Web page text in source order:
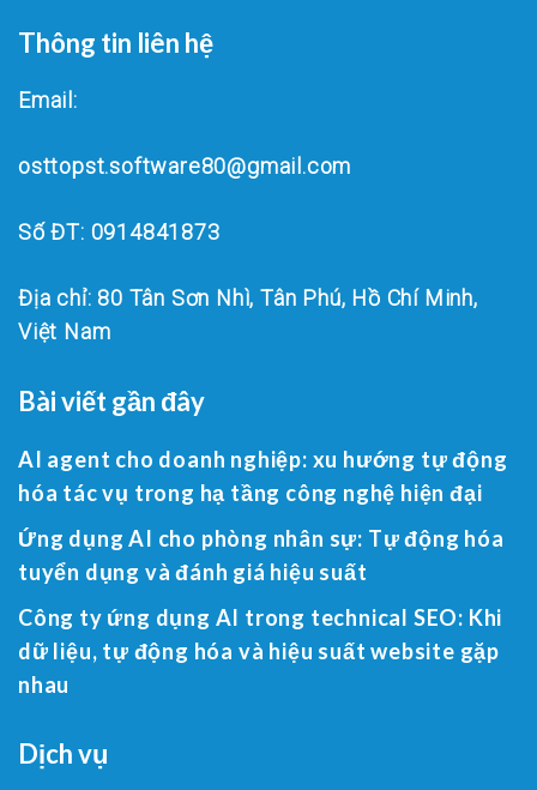
Thông tin liên hệ
Email:
osttopst.software80@gmail.com
Số ĐT: 0914841873
Địa chỉ: 80 Tân Sơn Nhì, Tân Phú, Hồ Chí Minh,
Việt Nam
Bài viết gần đây
AI agent cho doanh nghiệp: xu hướng tự động
hóa tác vụ trong hạ tầng công nghệ hiện đại
Ứng dụng AI cho phòng nhân sự: Tự động hóa
tuyển dụng và đánh giá hiệu suất
Công ty ứng dụng AI trong technical SEO: Khi
dữ liệu, tự động hóa và hiệu suất website gặp
nhau
Dịch vụ